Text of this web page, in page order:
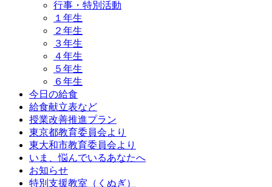
行事・特別活動
１年生
２年生
３年生
４年生
５年生
６年生
今日の給食
給食献立表など
授業改善推進プラン
東京都教育委員会より
東大和市教育委員会より
いま、悩んでいるあなたへ
お知らせ
特別支援教室（くぬぎ）